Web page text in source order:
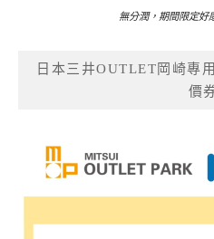
無分潤，期間限定好
日本三井OUTLET岡崎專
價